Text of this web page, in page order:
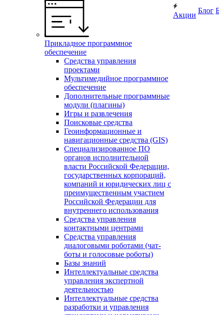
Прикладное программное
обеспечение
Средства управления
проектами
Мультимедийное программное
обеспечение
Дополнительные программные
модули (плагины)
Игры и развлечения
Поисковые средства
Геоинформационные и
навигационные средства (GIS)
Специализированное ПО
органов исполнительной
власти Российской Федерации,
государственных корпораций,
компаний и юридических лиц с
преимущественным участием
Российской Федерации для
внутреннего использования
Средства управления
контактными центрами
Средства управления
диалоговыми роботами (чат-
боты и голосовые роботы)
Базы знаний
Интеллектуальные средства
управления экспертной
деятельностью
Интеллектуальные средства
разработки и управления
Акции
Блог